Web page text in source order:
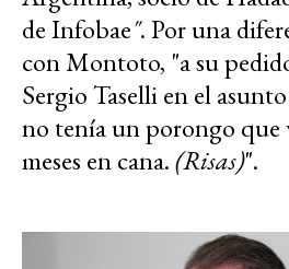
de Infobae". Por una
con Montoto, "a su
Sergio Taselli en el
no tenía un porongo que
meses en cana.(Risas)".